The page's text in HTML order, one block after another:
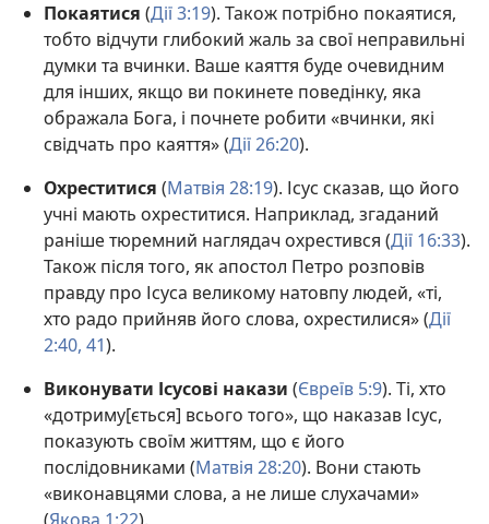
Покаятися (Дії 3:19). Також потрібно покаятися,
тобто відчути глибокий жаль за свої неправильні
думки та вчинки. Ваше каяття буде очевидним
для інших, якщо ви покинете поведінку, яка
ображала Бога, і почнете робити «вчинки, які
свідчать про каяття» (Дії 26:20).
Охреститися (Матвія 28:19). Ісус сказав, що його
учні мають охреститися. Наприклад, згаданий
раніше тюремний наглядач охрестився (Дії 16:33).
Також після того, як апостол Петро розповів
правду про Ісуса великому натовпу людей, «ті,
хто радо прийняв його слова, охрестилися» (Дії
2:40, 41).
Виконувати Ісусові накази (Євреїв 5:9). Ті, хто
«дотриму[ється] всього того», що наказав Ісус,
показують своїм життям, що є його
послідовниками (Матвія 28:20). Вони стають
«виконавцями слова, а не лише слухачами»